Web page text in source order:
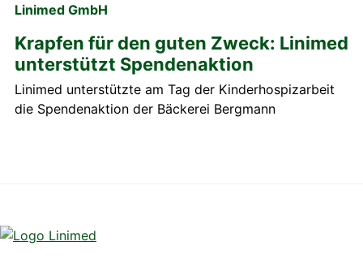
Linimed GmbH
Krapfen für den guten Zweck: Linimed
unterstützt Spendenaktion
Linimed unterstützte am Tag der Kinderhospizarbeit
die Spendenaktion der Bäckerei Bergmann